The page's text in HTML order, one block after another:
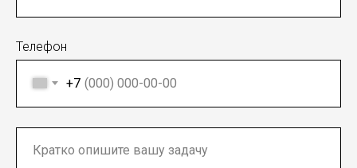
Телефон
+7